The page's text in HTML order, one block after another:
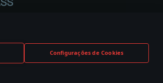
Configurações de Cookies